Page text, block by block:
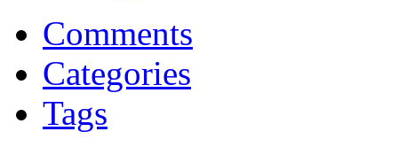
Comments
Categories
Tags